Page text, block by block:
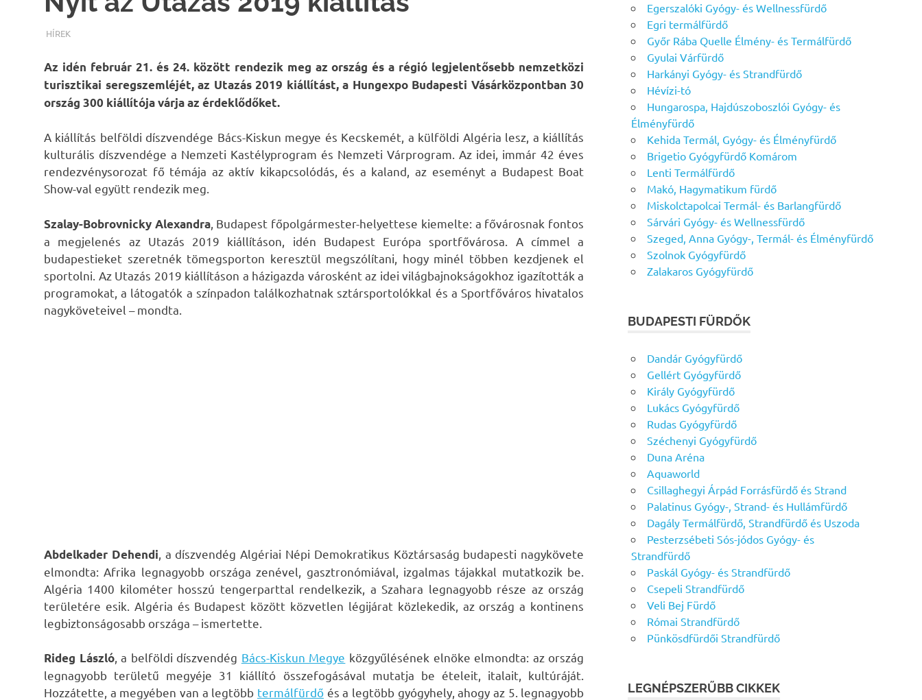
TERMALFURDOK.COM
HÍREK
Az idén február 21. és 24. között rendezik meg az ország és a régió legjelentősebb nemzetközi
turisztikai seregszemléjét, az Utazás 2019 kiállítást, a Hungexpo Budapesti Vásárközpontban 30
ország 300 kiállítója várja az érdeklődőket.
A kiállítás belföldi díszvendége Bács-Kiskun megye és Kecskemét, a külföldi Algéria lesz, a kiállítás
kulturális díszvendége a Nemzeti Kastélyprogram és Nemzeti Várprogram. Az idei, immár 42 éves
rendezvénysorozat fő témája az aktív kikapcsolódás, és a kaland, az eseményt a Budapest Boat
Show-val együtt rendezik meg.
Szalay-Bobrovnicky Alexandra, Budapest főpolgármester-helyettese kiemelte: a fővárosnak fontos
a megjelenés az Utazás 2019 kiállításon, idén Budapest Európa sportfővárosa. A címmel a
budapestieket szeretnék tömegsporton keresztül megszólítani, hogy minél többen kezdjenek el
sportolni. Az Utazás 2019 kiállításon a házigazda városként az idei világbajnokságokhoz igazították a
programokat, a látogatók a színpadon találkozhatnak sztársportolókkal és a Sportfőváros hivatalos
nagyköveteivel – mondta.
Abdelkader Dehendi , a díszvendég Algériai Népi Demokratikus Köztársaság budapesti nagykövete
elmondta: Afrika legnagyobb országa zenével, gasztronómiával, izgalmas tájakkal mutatkozik be.
Algéria 1400 kilométer hosszú tengerparttal rendelkezik, a Szahara legnagyobb része az ország
területére esik. Algéria és Budapest között közvetlen légijárat közlekedik, az ország a kontinens
legbiztonságosabb országa – ismertette.
Rideg László, a belföldi díszvendég Bács-Kiskun Megye közgyűlésének elnöke elmondta: az ország
legnagyobb területű megyéje 31 kiállító összefogásával mutatja be ételeit, italait, kultúráját.
Hozzátette, a megyében van a legtöbb termálfürdőés a legtöbb gyógyhely, ahogy az 5. legnagyobb
Egerszalóki Gyógy- és Wellnessfürdő
Egri termálfürdő
Győr Rába Quelle Élmény- és Termálfürdő
Gyulai Várfürdő
Harkányi Gyógy- és Strandfürdő
Hévízi-tó
Hungarospa, Hajdúszoboszlói Gyógy- és
Élményfürdő
Kehida Termál, Gyógy- és Élményfürdő
Brigetio Gyógyfürdő Komárom
Lenti Termálfürdő
Makó, Hagymatikum fürdő
Miskolctapolcai Termál- és Barlangfürdő
Sárvári Gyógy- és Wellnessfürdő
Szeged, Anna Gyógy-, Termál- és Élményfürdő
Szolnok Gyógyfürdő
Zalakaros Gyógyfürdő
BUDAPESTI FÜRDŐK
Dandár Gyógyfürdő
Gellért Gyógyfürdő
Király Gyógyfürdő
Lukács Gyógyfürdő
Rudas Gyógyfürdő
Széchenyi Gyógyfürdő
Duna Aréna
Aquaworld
Csillaghegyi Árpád Forrásfürdő és Strand
Palatinus Gyógy-, Strand- és Hullámfürdő
Dagály Termálfürdő, Strandfürdő és Uszoda
Pesterzsébeti Sós-jódos Gyógy- és
Strandfürdő
Paskál Gyógy- és Strandfürdő
Csepeli Strandfürdő
Veli Bej Fürdő
Római Strandfürdő
Pünkösdfürdői Strandfürdő
LEGNÉPSZERŰBB CIKKEK